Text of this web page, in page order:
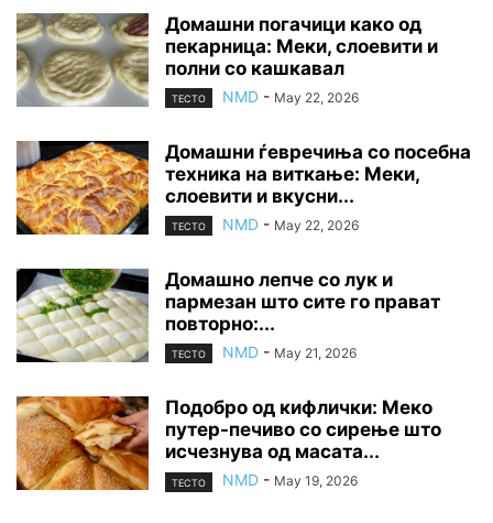
Домашни погачици како од
пекарница: Меки, слоевити и
полни со кашкавал
ТЕСТО NMD - May 22, 2026
Домашни ѓевречиња со посебна
техника на виткање: Меки,
слоевити и вкусни...
ТЕСТО NMD - May 22, 2026
Домашно лепче со лук и
пармезан што сите го прават
повторно:...
ТЕСТО NMD - May 21, 2026
Подобро од кифлички: Меко
путер-печиво со сирење што
исчезнува од масата...
ТЕСТО NMD - May 19, 2026